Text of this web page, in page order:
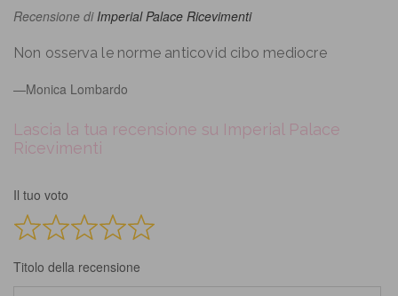
1
of
Recensione diImperial Palace Ricevimenti
Non osserva le norme anticovid cibo mediocre
Monica Lombardo
Lascia la tua recensione su Imperial Palace
Ricevimenti
Il tuo voto
Titolo della recensione